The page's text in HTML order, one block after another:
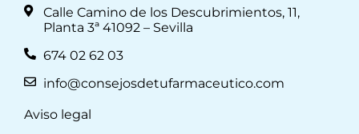
Calle Camino de los Descubrimientos, 11,
Planta 3ª 41092 – Sevilla
674 02 62 03
info@consejosdetufarmaceutico.com
Aviso legal